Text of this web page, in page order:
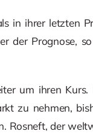
in ihrer letzten
der Prognose,
um ihren
zu nehmen,
Rosneft, der